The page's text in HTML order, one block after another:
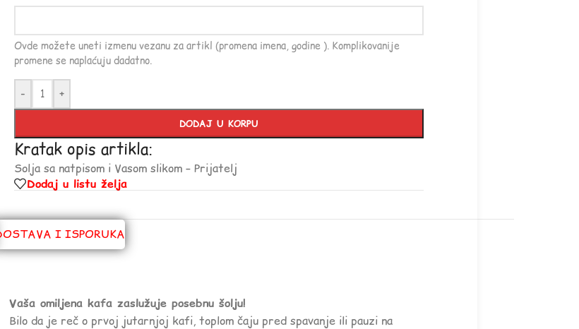
Ovde možete uneti izmenu vezanu za artikl (promena imena, godine ). Komplikovanije
promene se naplaćuju dadatno.
- +
DODAJ U KORPU
Kratak opis artikla:
Solja sa natpisom i Vasom slikom – Prijatelj
Dodaj u listu želja
I ISPORUKA
Vaša omiljena kafa zaslužuje posebnu šolju!
Bilo da je reč o prvoj jutarnjoj kafi, toplom čaju pred spavanje ili pauzi na